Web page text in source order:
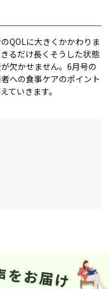
QOLに大きくかかわりま
るだけ長くそうした状態
欠かせません。6月号の
への食事ケアのポイント
ていきます。